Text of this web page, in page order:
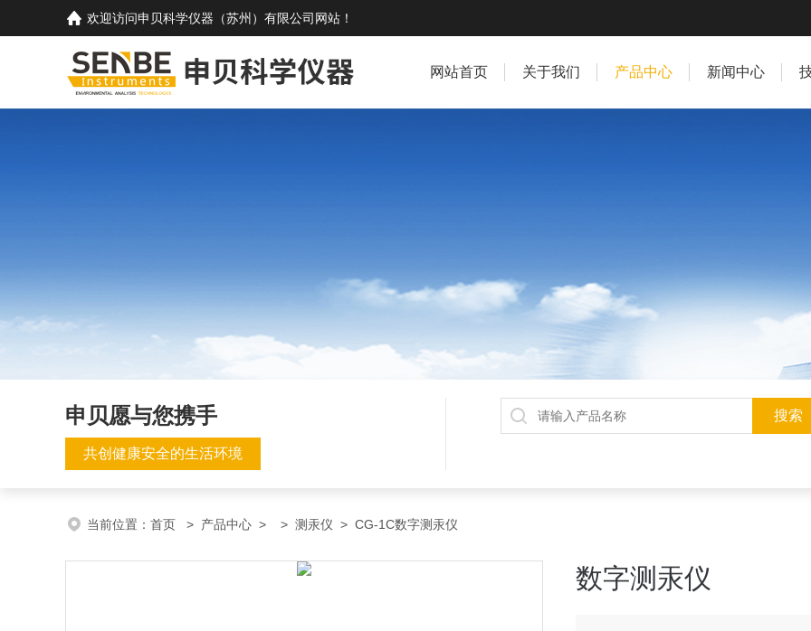
欢迎访问申贝科学仪器（苏州）有限公司 网站！
网站首页 关于我们 产品中心 新闻中心
申贝愿与您携手
共创健康安全的生活环境
当前位置： 首页 > 产品中心 > > 测汞仪 > CG-1C数字测汞仪
数字测汞仪